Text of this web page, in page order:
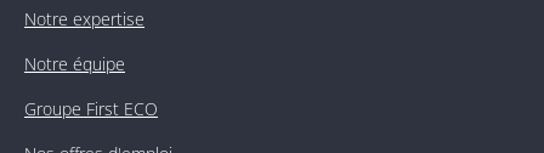
Notre expertise
Notre équipe
Groupe First ECO